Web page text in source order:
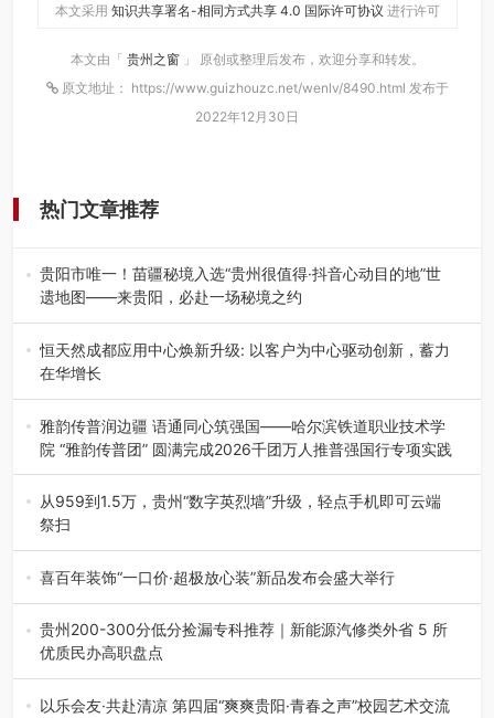
本文采用 知识共享署名-相同方式共享 4.0 国际许可协议 进行许可
本文由「 贵州之窗 」 原创或整理后发布，欢迎分享和转发。
原文地址： https://www.guizhouzc.net/wenlv/8490.html 发布于
2022年12月30日
热门文章推荐
贵阳市唯一！苗疆秘境入选“贵州很值得·抖音心动目的地”世
遗地图——来贵阳，必赴一场秘境之约
2026年7月21日，2026年“贵州很值得”暨抖音“心动目的
地”（贵州站）主题…
恒天然成都应用中心焕新升级: 以客户为中心驱动创新，蓄力
在华增长
融合全球研发实力与本土洞察，深化客户共创，赋能西南市
场创新发展 （7月27日，成…
雅韵传普润边疆 语通同心筑强国——哈尔滨铁道职业技术学
院 “雅韵传普团” 圆满完成2026千团万人推普强国行专项实践
为扎实推进2026“千团万人推普强国行”大学生暑期社会实
践，牢牢紧扣 “雅韵传普…
从959到1.5万，贵州“数字英烈墙”升级，轻点手机即可云端
祭扫
八一建军节到来之际，由贵州省退役军人事务厅指导，贵阳
市退役军人事务局联合贵州广电…
喜百年装饰“一口价·超极放心装”新品发布会盛大举行
2026年7月31日，喜百年装饰“一口价·超极放心装”新品发布
会在贵阳隆重举行。…
贵州200-300分低分捡漏专科推荐｜新能源汽修类外省 5 所
优质民办高职盘点
在贵州省高考志愿填报体系中，200至300分数段考生可选择
的省内工科、新能源汽车…
以乐会友·共赴清凉 第四届“爽爽贵阳·青春之声”校园艺术交流